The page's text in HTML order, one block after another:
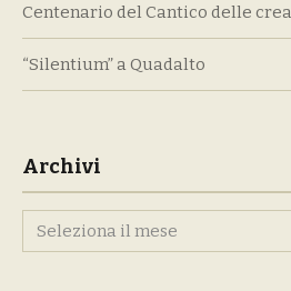
Centenario del Cantico delle
“Silentium” a Quadalto
Archivi
Archivi